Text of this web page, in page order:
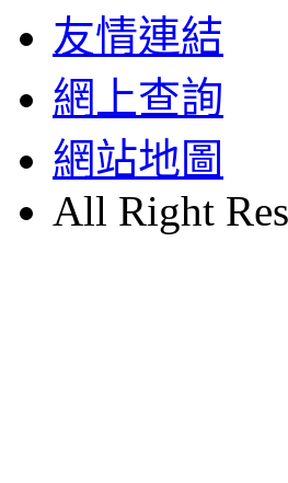
友情連結
網上查詢
網站地圖
All Right